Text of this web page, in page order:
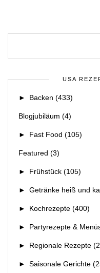
USA
► Backen (433)
Blogjubiläum (4)
► Fast Food (105)
Featured (3)
► Frühstück (105)
► Getränke heiß und
► Kochrezepte (400)
► Partyrezepte &
► Regionale Rezepte
► Saisonale Gerichte